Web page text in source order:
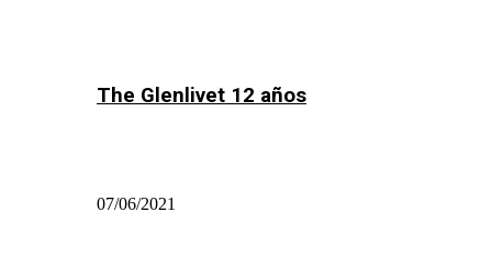
The Glenlivet 12 años
07/06/2021